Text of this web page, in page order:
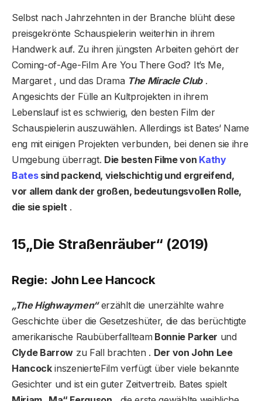
Selbst nach Jahrzehnten in der Branche blüht diese
preisgekrönte Schauspielerin weiterhin in ihrem
Handwerk auf. Zu ihren jüngsten Arbeiten gehört der
Coming-of-Age-Film Are You There God? It’s Me,
Margaret , und das Drama The Miracle Club.
Angesichts der Fülle an Kultprojekten in ihrem
Lebenslauf ist es schwierig, den besten Film der
Schauspielerin auszuwählen. Allerdings ist Bates‘ Name
eng mit einigen Projekten verbunden, bei denen sie ihre
Umgebung überragt. Die besten Filme von Kathy
Batessind packend, vielschichtig und ergreifend,
vor allem dank der großen, bedeutungsvollen Rolle,
die sie spielt .
15„Die Straßenräuber“ (2019)
Regie: John Lee Hancock
„The Highwaymen“erzählt die unerzählte wahre
Geschichte über die Gesetzeshüter, die das berüchtigte
amerikanische Raubüberfallteam Bonnie Parker und
Clyde Barrow zu Fall brachten . Der von John Lee
HancockinszenierteFilm verfügt über viele bekannte
Gesichter und ist ein guter Zeitvertreib. Bates spielt